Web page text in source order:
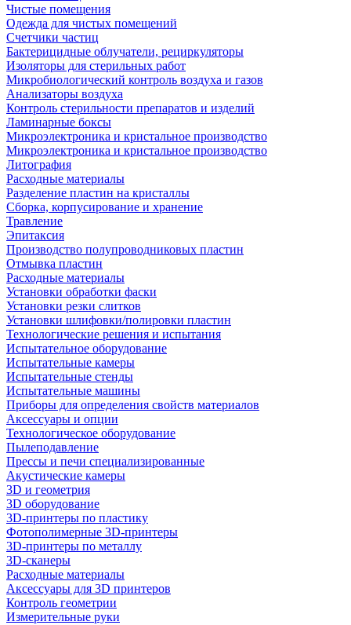
Чистые помещения
Одежда для чистых помещений
Счетчики частиц
Бактерицидные облучатели, рециркуляторы
Изоляторы для стерильных работ
Микробиологический контроль воздуха и газов
Анализаторы воздуха
Контроль стерильности препаратов и изделий
Ламинарные боксы
Микроэлектроника и кристальное производство
Микроэлектроника и кристальное производство
Литография
Расходные материалы
Разделение пластин на кристаллы
Сборка, корпусирование и хранение
Травление
Эпитаксия
Производство полупроводниковых пластин
Отмывка пластин
Расходные материалы
Установки обработки фаски
Установки резки слитков
Установки шлифовки/полировки пластин
Технологические решения и испытания
Испытательное оборудование
Испытательные камеры
Испытательные стенды
Испытательные машины
Приборы для определения свойств материалов
Аксессуары и опции
Технологическое оборудование
Пылеподавление
Прессы и печи специализированные
Акустические камеры
3D и геометрия
3D оборудование
3D-принтеры по пластику
Фотополимерные 3D-принтеры
3D-принтеры по металлу
3D-сканеры
Расходные материалы
Аксессуары для 3D принтеров
Контроль геометрии
Измерительные руки